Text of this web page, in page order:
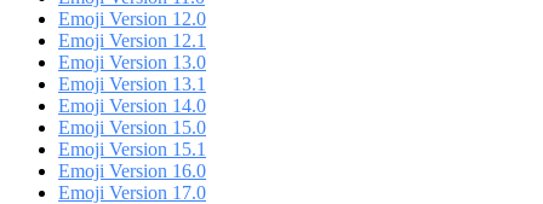
Emoji Version 12.0
Emoji Version 12.1
Emoji Version 13.0
Emoji Version 13.1
Emoji Version 14.0
Emoji Version 15.0
Emoji Version 15.1
Emoji Version 16.0
Emoji Version 17.0